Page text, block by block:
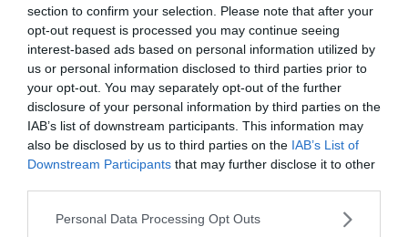
section to confirm your selection. Please note that after your
opt-out request is processed you may continue seeing
interest-based ads based on personal information utilized by
us or personal information disclosed to third parties prior to
your opt-out. You may separately opt-out of the further
disclosure of your personal information by third parties on the
IAB’s list of downstream participants. This information may
also be disclosed by us to third parties on the IAB’s List of
Downstream Participants that may further disclose it to other
Please note that this website/app uses one or more Google
Personal Data Processing Opt Outs
Prenumerera på vårt nyhetsbrev
Få NewsVoice nyhets-mail